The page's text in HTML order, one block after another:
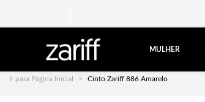
MULHER
Ir para Página Inicial Cinto Zariff 886 Amarelo